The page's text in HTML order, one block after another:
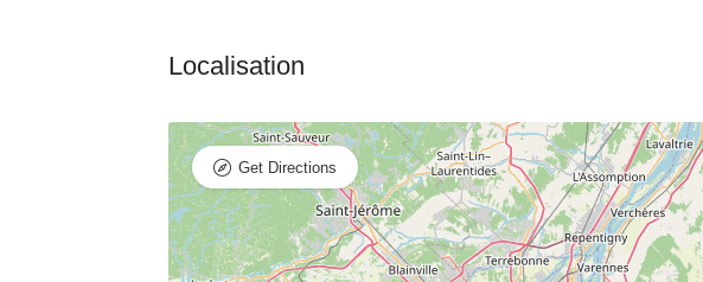
Get Directions